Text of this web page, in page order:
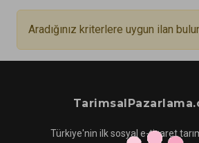
Aradığınız kriterlere uygun ilan
Türkiye'nin ilk sosyal e-ticaret